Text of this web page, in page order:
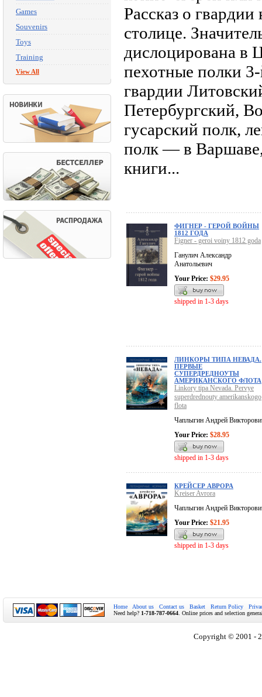
Games
Souvenirs
Toys
Training
View All
Рассказ о гвардии
столице.
дислоцирована в
пехотные полки
гвардии
Петербургский,
гусарский полк,
полк — в Варшаве,
книги...
ФИГНЕР - ГЕРОЙ ВОЙНЫ
1812 ГОДА
Figner - geroi voiny 1812 goda
Ганулич Александр
Анатольевич
Your Price: $29.95
shipped in 1-3 days
ЛИНКОРЫ ТИПА НЕВАДА.
ПЕРВЫЕ
СУПЕРДРЕДНОУТЫ
АМЕРИКАНСКОГО ФЛОТА
Linkory tipa Nevada. Pervye
superdrednouty amerikanskogo
flota
Чаплыгин Андрей
Your Price: $28.95
shipped in 1-3 days
КРЕЙСЕР АВРОРА
Kreiser Avrora
Чаплыгин Андрей
Your Price: $21.95
shipped in 1-3 days
Home About us Contact us Basket Return Policy
Need help? 1-718-787-0664 . Online prices and selection
Copyright © 2001 -